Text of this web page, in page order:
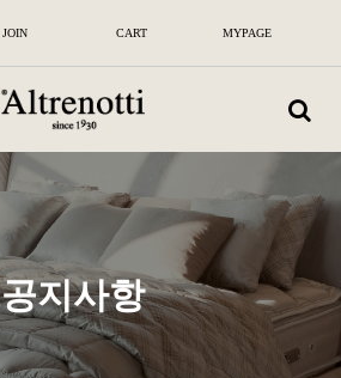
JOIN CART MYPAGE
공지사항